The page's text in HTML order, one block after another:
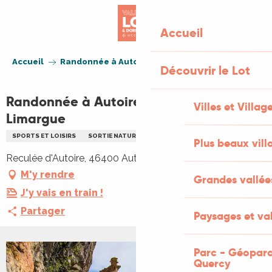
Accueil
Découvrir le Lot
Villes et
Plus beaux
Grandes
Paysages et
Parc -
Quercy
Accueil Randonnée à Autoire - Du Causse au Limargue
Randonnée à Autoire - Du Causse au
Limargue
SPORTS ET LOISIRS SORTIE NATURE
Reculée d'Autoire, 46400 Autoire
M'y rendre
J'y vais en train !
Partager
+2 PHOTOS